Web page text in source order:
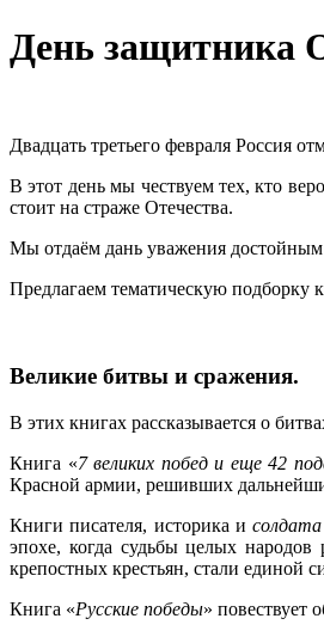
День защитника
Двадцать третьего февраля Россия
В этот день мы чествуем тех, кто
стоит на страже Отечества.
Мы отдаём дань уважения
Предлагаем тематическую подборку
Великие битвы и сражения.
В этих книгах рассказывается о
Книга «7 великих побед и еще 42
Красной армии, решивших
Книги писателя, историка и
эпохе, когда судьбы целых
крепостных крестьян, стали единой
Книга «Русские победы» повествует